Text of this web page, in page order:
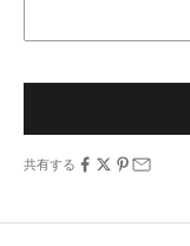
共有する